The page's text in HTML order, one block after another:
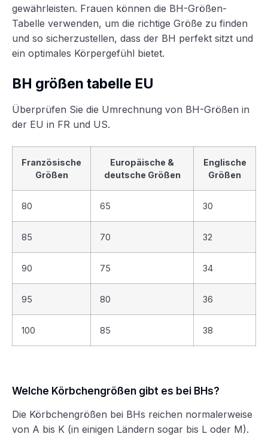
gewährleisten. Frauen können die BH-Größen-
Tabelle verwenden, um die richtige Größe zu finden
und so sicherzustellen, dass der BH perfekt sitzt und
ein optimales Körpergefühl bietet.
BH größen tabelle EU
Überprüfen Sie die Umrechnung von BH-Größen in
der EU in FR und US.
Französische
Größen
Europäische &
deutsche Größen
Englische
Größen
80 65 30
85 70 32
90 75 34
95 80 36
100 85 38
Welche Körbchengrößen gibt es bei BHs?
Die Körbchengrößen bei BHs reichen normalerweise
von A bis K (in einigen Ländern sogar bis L oder M).